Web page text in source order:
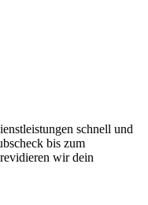
schnell und
bis zum
wir dein